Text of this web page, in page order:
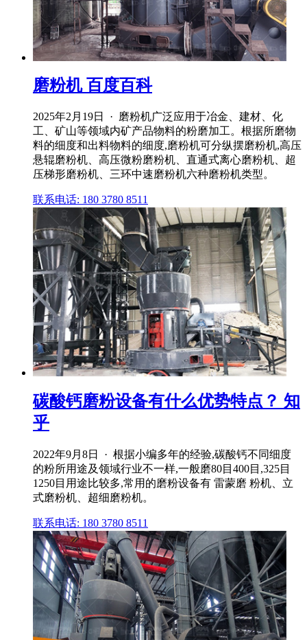
磨粉机 百度百科
2025年2月19日 · 磨粉机广泛应用于冶金、建材、化
工、矿山等领域内矿产品物料的粉磨加工。根据所磨物
料的细度和出料物料的细度,磨粉机可分纵摆磨粉机,高压
悬辊磨粉机、高压微粉磨粉机、直通式离心磨粉机、超
压梯形磨粉机、三环中速磨粉机六种磨粉机类型。
联系电话: 180 3780 8511
碳酸钙磨粉设备有什么优势特点？ 知
乎
2022年9月8日 · 根据小编多年的经验,碳酸钙不同细度
的粉所用途及领域行业不一样,一般磨80目400目,325目
1250目用途比较多,常用的磨粉设备有 雷蒙磨 粉机、立
式磨粉机、超细磨粉机。
联系电话: 180 3780 8511